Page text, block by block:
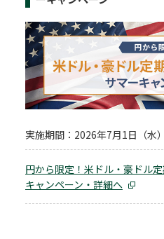
実施期間：2026年7月1日（水
円から限定！米ドル・豪ドル
キャンペーン・詳細へ